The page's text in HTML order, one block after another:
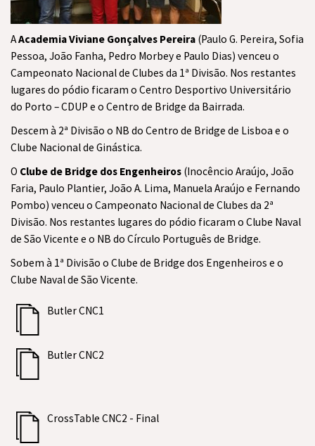
AAcademia Viviane Gonçalves Pereira (Paulo G. Pereira, Sofia
Pessoa, João Fanha, Pedro Morbey e Paulo Dias) venceu o
Campeonato Nacional de Clubes da 1ª Divisão. Nos restantes
lugares do pódio ficaram o Centro Desportivo Universitário
do Porto – CDUP e o Centro de Bridge da Bairrada.
Descem à 2ª Divisão o NB do Centro de Bridge de Lisboa e o
Clube Nacional de Ginástica.
O Clube de Bridge dos Engenheiros (Inocêncio Araújo, João
Faria, Paulo Plantier, João A. Lima, Manuela Araújo e Fernando
Pombo) venceu o Campeonato Nacional de Clubes da 2ª
Divisão. Nos restantes lugares do pódio ficaram o Clube Naval
de São Vicente e o NB do Círculo Português de Bridge.
Sobem à 1ª Divisão o Clube de Bridge dos Engenheiros e o
Clube Naval de São Vicente.
Butler CNC1
Butler CNC2
CrossTable CNC2 - Final